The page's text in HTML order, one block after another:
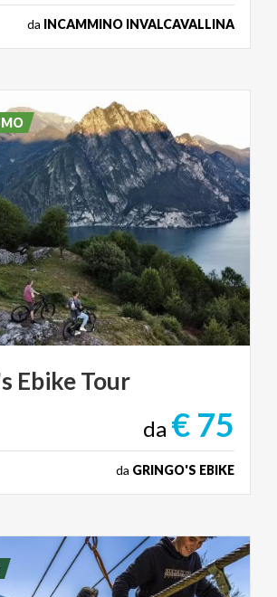
da INCAMMINO INVALCAVALLINA
EbikeTour
da € 75
da GRINGO'S EBIKE